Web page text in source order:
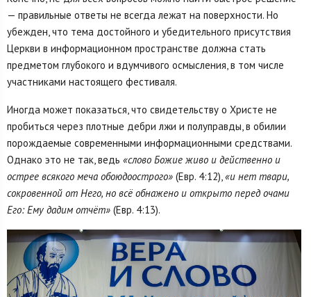
— правильные ответы не всегда лежат на поверхности. Но
убежден, что тема достойного и убедительного присутствия
Церкви в информационном пространстве должна стать
предметом глубокого и вдумчивого осмысления, в том числе
участниками настоящего фестиваля.
Иногда может показаться, что свидетельству о Христе не
пробиться через плотные дебри лжи и полуправды, в обилии
порождаемые современными информационными средствами.
Однако это не так, ведь «слово Божие живо и действенно и
острее всякого меча обоюдоострого» (Евр. 4:12),«и нет твари,
сокровенной от Него, но всё обнажено и открыто перед очами
Его: Ему дадим отчёт» (Евр. 4:13).